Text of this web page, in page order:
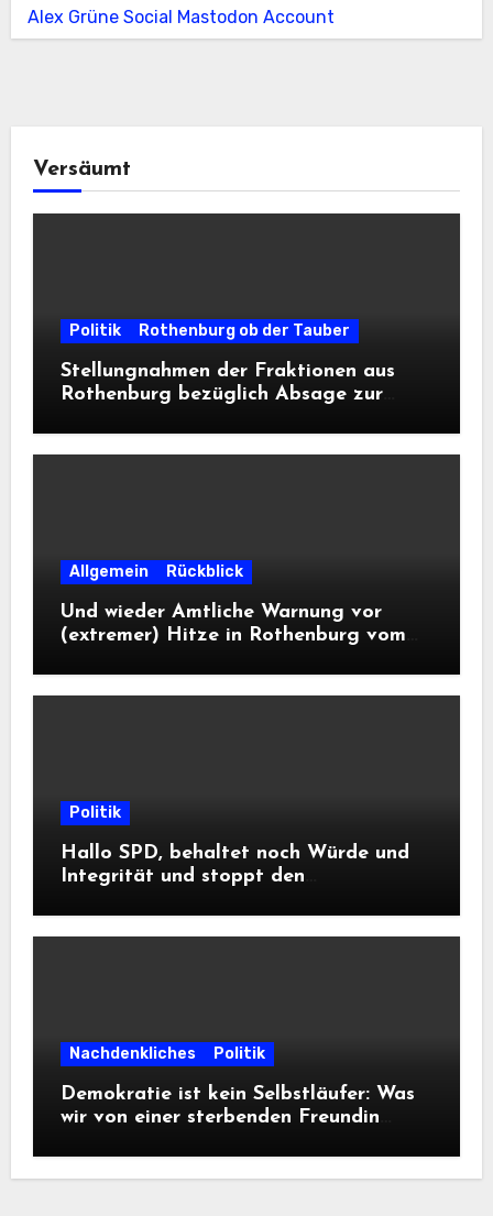
Alex Grüne Social Mastodon Account
Versäumt
Politik Rothenburg ob der Tauber
Stellungnahmen der Fraktionen aus
Rothenburg bezüglich Absage zur
Allgemein Rückblick
Und wieder Amtliche Warnung vor
(extremer) Hitze in Rothenburg vom
Politik
Hallo SPD, behaltet noch Würde und
Integrität und stoppt den
Informationsfreiheit!
Nachdenkliches Politik
Demokratie ist kein Selbstläufer: Was
wir von einer sterbenden Freundin